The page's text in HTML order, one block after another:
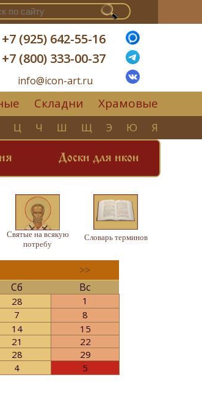
+7 (925) 642-55-16
+7 (800) 333-00-37
info@icon-art.ru
Складни Храмовые
Ц Ч Ш Щ Э Ю Я
Доски для икон
Святые на всякую
потребу
Словарь терминов
>>
Сб Вс
28
1
7
8
14
15
21
22
28
29
4 5